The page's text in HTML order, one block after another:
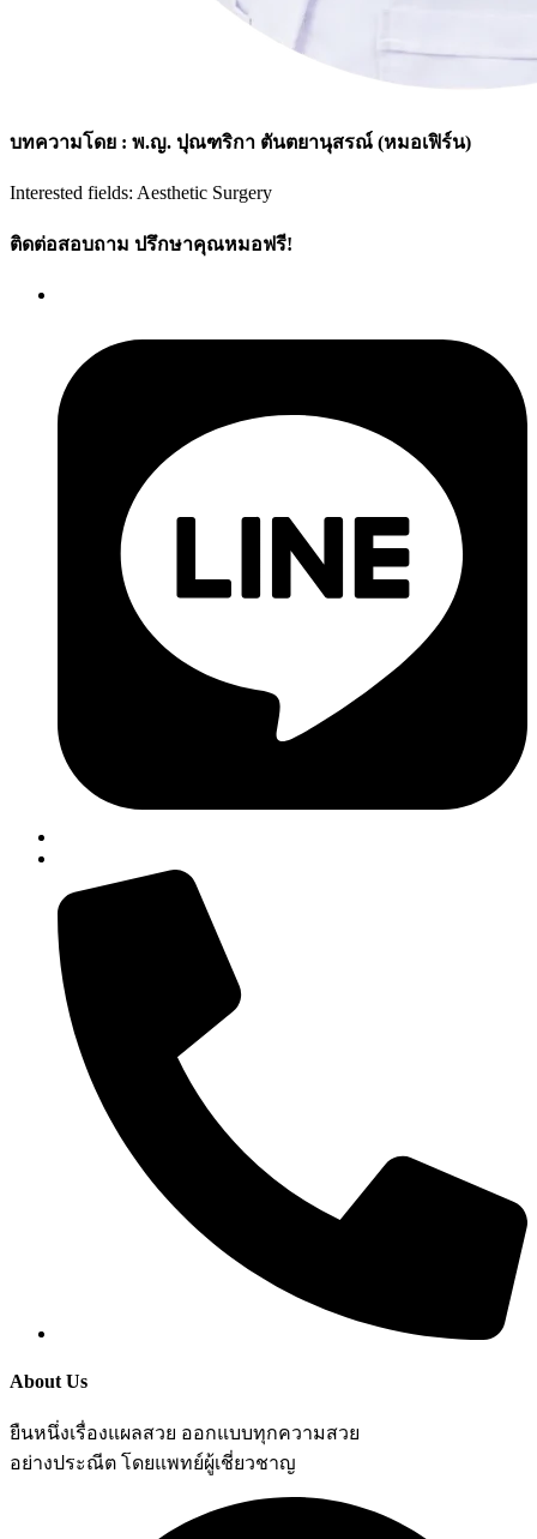
บทความโดย : พ.ญ. ปุณฑริกา ตันตยานุสรณ์ (หมอเฟิร์น)
Interested fields: Aesthetic Surgery
ติดต่อสอบถาม ปรึกษาคุณหมอฟรี!
About Us
ยืนหนึ่งเรื่องแผลสวย ออกแบบทุกความสวย
อย่างประณีต โดยแพทย์ผู้เชี่ยวชาญ